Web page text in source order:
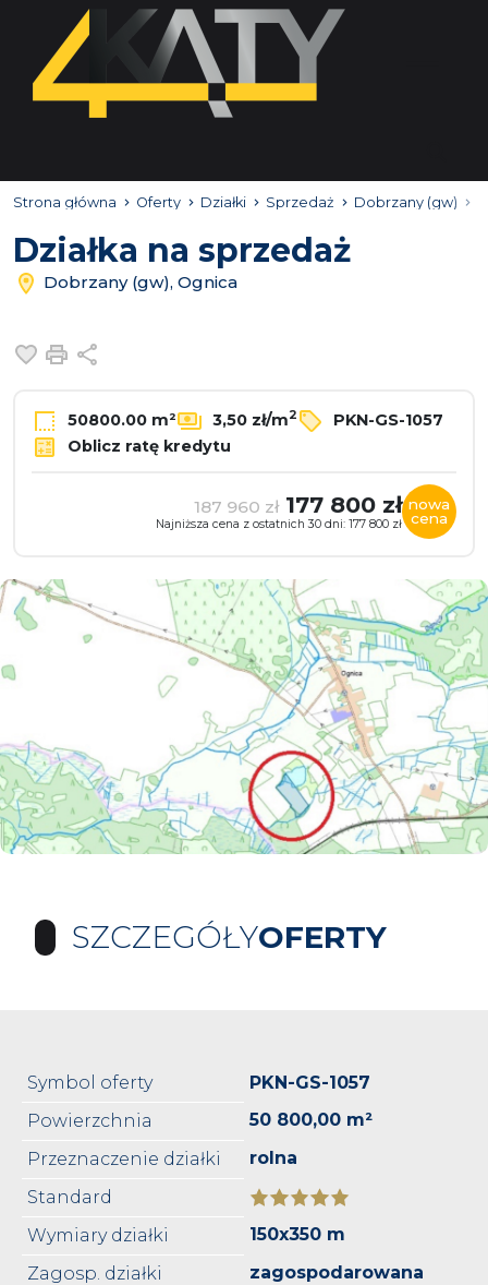
Strona główna Oferty Działki Sprzedaż Dobrzany (gw)
Działka na sprzedaż
Dobrzany (gw), Ognica
Dodaj do ulubionych
Drukuj
50800.00 m² 3,50 zł/m2
PKN-GS-1057
Oblicz ratę kredytu
187 960 zł 177 800 zł
Najniższa cena z ostatnich 30 dni: 177 800 zł
nowa
cena
SZCZEGÓŁYOFERTY
Symbol oferty
PKN-GS-1057
Powierzchnia
50 800,00 m²
Przeznaczenie działki
rolna
Standard
Wymiary działki
150x350 m
Zagosp. działki
zagospodarowana